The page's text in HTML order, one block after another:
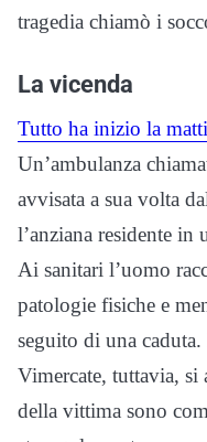
tragedia chiamò i
La vicenda
Tutto ha inizio la
Un’ambulanza
avvisata a sua volta
l’anziana residente
Ai sanitari l’uomo
patologie fisiche e
seguito di una
Vimercate, tuttavia, si
della vittima sono